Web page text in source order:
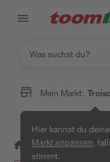
Mein Markt:
Hier kannst du
Markt anpassen ,
stimmt.
/ Wohnen &